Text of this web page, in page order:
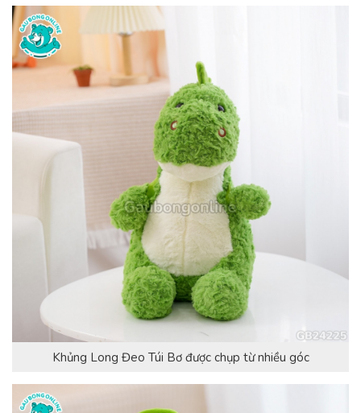
Khủng Long Đeo Túi Bơ được chụp từ nhiều góc